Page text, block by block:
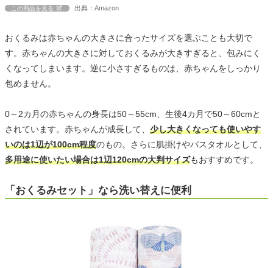
この商品を見る 出典：Amazon
おくるみは赤ちゃんの大きさに合ったサイズを選ぶことも大切で
す。赤ちゃんの大きさに対しておくるみが大きすぎると、包みにく
くなってしまいます。逆に小さすぎるものは、赤ちゃんをしっかり
包めません。
0～2カ月の赤ちゃんの身長は50～55cm、生後4カ月で50～60cmと
されています。赤ちゃんが成長して、 少し大きくなっても使いやす
いのは1辺が100cm程度のもの。さらに肌掛けやバスタオルとして、
多用途に使いたい場合は1辺120cmの大判サイズもおすすめです。
「おくるみセット」なら洗い替えに便利